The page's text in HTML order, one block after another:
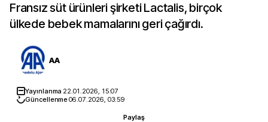
Fransız süt ürünleri şirketi Lactalis, birçok
ülkede bebek mamalarını geri çağırdı.
AA
Yayınlanma 22.01.2026, 15:07
Güncellenme06.07.2026, 03:59
Paylaş